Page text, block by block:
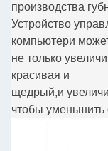
производства
Устройство
компьютери
не только
красивая и
щедрый,и
чтобы уменьшить